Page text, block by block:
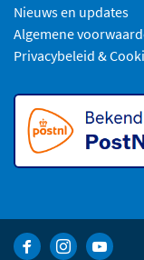
Nieuws en updates
Algemene
Privacybeleid &
Bekijk Facebook van
BekijkBekijk